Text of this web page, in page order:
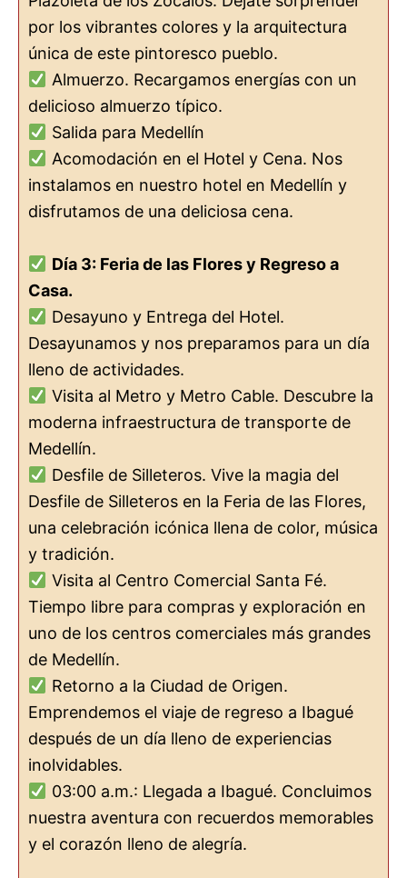
por los vibrantes colores y la arquitectura
única de este pintoresco pueblo.
Almuerzo. Recargamos energías con un
delicioso almuerzo típico.
Salida para Medellín
Acomodación en el Hotel y Cena. Nos
instalamos en nuestro hotel en Medellín y
disfrutamos de una deliciosa cena.
Día 3: Feria de las Flores y Regreso a
Casa.
Desayuno y Entrega del Hotel.
Desayunamos y nos preparamos para un día
lleno de actividades.
Visita al Metro y Metro Cable. Descubre la
moderna infraestructura de transporte de
Medellín.
Desfile de Silleteros. Vive la magia del
Desfile de Silleteros en la Feria de las Flores,
una celebración icónica llena de color, música
y tradición.
Visita al Centro Comercial Santa Fé.
Tiempo libre para compras y exploración en
uno de los centros comerciales más grandes
de Medellín.
Retorno a la Ciudad de Origen.
Emprendemos el viaje de regreso a Ibagué
después de un día lleno de experiencias
inolvidables.
03:00 a.m.: Llegada a Ibagué. Concluimos
nuestra aventura con recuerdos memorables
y el corazón lleno de alegría.